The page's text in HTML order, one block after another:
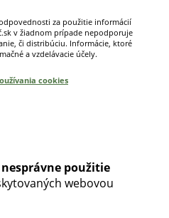
za použitie informácií
v žiadnom prípade nepodporuje
či distribúciu. Informácie, ktoré
a vzdelávacie účely.
cookies
použitie
webovou